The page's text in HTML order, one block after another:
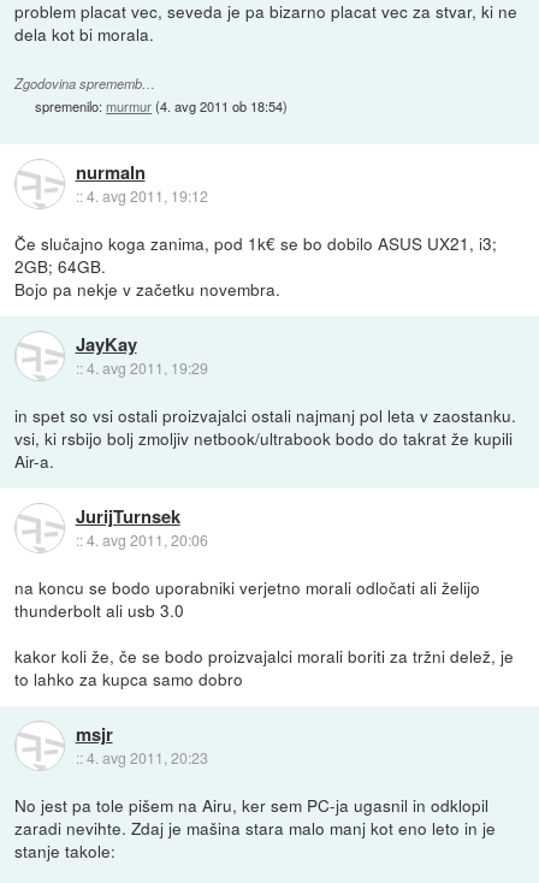
problem placat vec, seveda je pa bizarno placat vec za stvar, ki ne
dela kot bi morala.
Zgodovina sprememb…
spremenilo:murmur(4. avg 2011 ob 18:54)
nurmaln
::4. avg 2011, 19:12
Če slučajno koga zanima, pod 1k€ se bo dobilo ASUS UX21, i3;
2GB; 64GB.
Bojo pa nekje v začetku novembra.
JayKay
::4. avg 2011, 19:29
in spet so vsi ostali proizvajalci ostali najmanj pol leta v zaostanku.
vsi, ki rsbijo bolj zmoljiv netbook/ultrabook bodo do takrat že kupili
Air-a.
JurijTurnsek
::4. avg 2011, 20:06
na koncu se bodo uporabniki verjetno morali odločati ali želijo
thunderbolt ali usb 3.0
kakor koli že, če se bodo proizvajalci morali boriti za tržni delež, je
to lahko za kupca samo dobro
msjr
::4. avg 2011, 20:23
No jest pa tole pišem na Airu, ker sem PC-ja ugasnil in odklopil
zaradi nevihte. Zdaj je mašina stara malo manj kot eno leto in je
stanje takole: